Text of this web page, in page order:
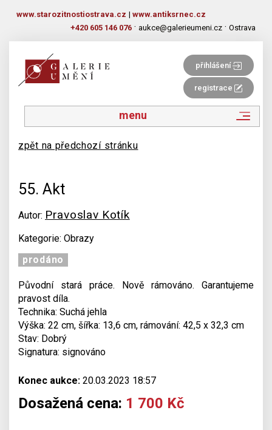
www.starozitnostiostrava.cz | www.antiksrnec.cz
+420 605 146 076 · aukce@galerieumeni.cz · Ostrava
přihlášení
registrace
menu
zpět na předchozí stránku
55. Akt
Autor: Pravoslav Kotík
Kategorie: Obrazy
prodáno
Původní stará práce. Nově rámováno. Garantujeme
pravost díla.
Technika: Suchá jehla
Výška: 22 cm, šířka: 13,6 cm, rámování: 42,5 x 32,3 cm
Stav: Dobrý
Signatura: signováno
Konec aukce: 20.03.2023 18:57
Dosažená cena: 1 700 Kč